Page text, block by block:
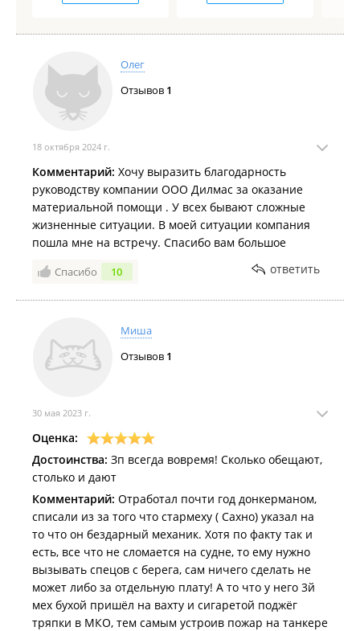
Олег
Отзывов 1
18 октября 2024 г.
Комментарий: Хочу выразить благодарность
руководству компании ООО Дилмас за оказание
материальной помощи . У всех бывают сложные
жизненные ситуации. В моей ситуации компания
пошла мне на встречу. Спасибо вам большое
Спасибо 10 ответить
Миша
Отзывов 1
30 мая 2023 г.
Оценка:
Достоинства: Зп всегда вовремя! Сколько обещают,
столько и дают
Комментарий: Отработал почти год донкерманом,
списали из за того что стармеху ( Сахно) указал на
то что он бездарный механик. Хотя по факту так и
есть, все что не сломается на судне, то ему нужно
вызывать спецов с берега, сам ничего сделать не
может либо за отдельную плату! А то что у него 3й
мех бухой пришёл на вахту и сигаретой поджёг
тряпки в МКО, тем самым устроив пожар на танкере